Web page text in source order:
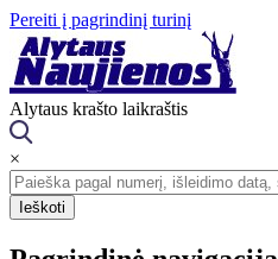
Pereiti į pagrindinį turinį
Alytaus krašto laikraštis
×